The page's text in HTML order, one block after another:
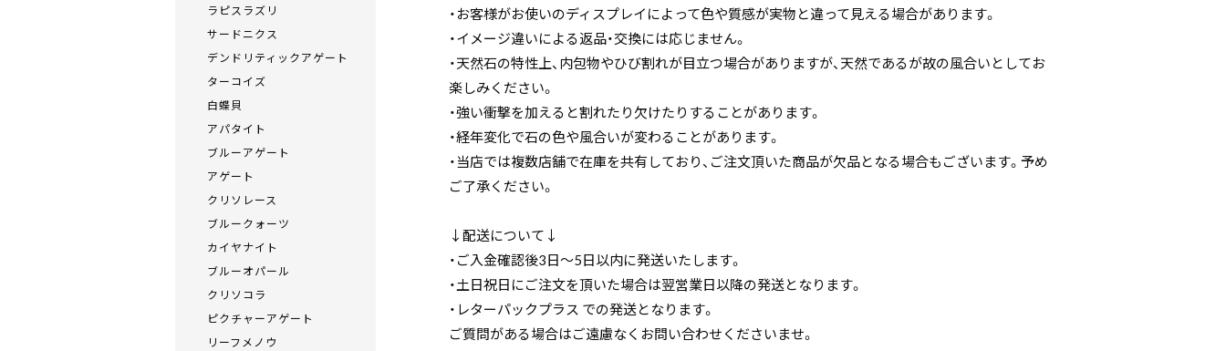
・お客様がお使いのディスプレイによって色や質感が実物と違って見える場合があります。
・イメージ違いによる返品・交換には応じません。
・天然石の特性上、内包物やひび割れが目立つ場合がありますが、天然であるが故の風合いとしてお
楽しみください。
・強い衝撃を加えると割れたり欠けたりすることがあります。
・経年変化で石の色や風合いが変わることがあります。
・当店では複数店舗で在庫を共有しており、ご注文頂いた商品が欠品となる場合もございます。予め
ご了承ください。
↓配送について↓
・ご入金確認後3日〜5日以内に発送いたします。
・土日祝日にご注文を頂いた場合は翌営業日以降の発送となります。
・レターパックプラス での発送となります。
ご質問がある場合はご遠慮なくお問い合わせくださいませ。
ラピスラズリ
サードニクス
デンドリティックアゲート
ターコイズ
白蝶貝
アパタイト
ブルーアゲート
アゲート
クリソレース
ブルークォーツ
カイヤナイト
ブルーオパール
クリソコラ
ピクチャーアゲート
リーフメノウ